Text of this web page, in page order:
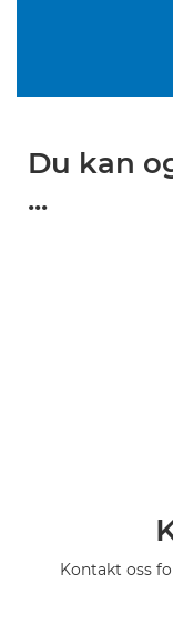
Du kan
...
Kontakt oss